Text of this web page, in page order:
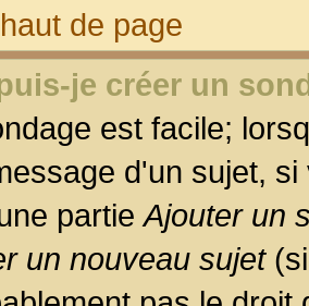
de page
je créer un
est facile;
d'un sujet,
partieAjouter un
un nouveau sujet(si